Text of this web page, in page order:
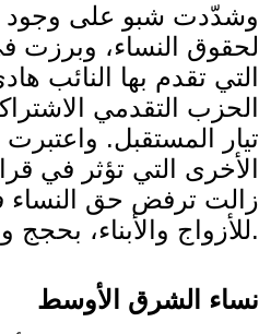
وشدّدت شبو على وجود
لحقوق النساء، وبرزت
التي تقدم بها النائب
الحزب التقدمي
تيار المستقبل.
الأخرى التي تؤثر في
زالت ترفض حق النساء
للأزواج والأبناء، بحجج واهية.
نساء الشرق الأوسط